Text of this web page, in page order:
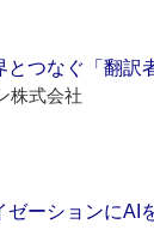
とつなぐ「翻
株式会社
ーションにAI